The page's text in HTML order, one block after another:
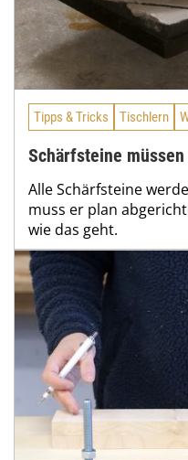
Tipps & Tricks Tischlern
Schärfsteine
Alle Schärfsteine
muss er plan
wie das geht.